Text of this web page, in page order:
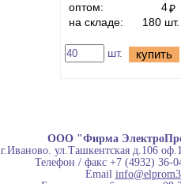
оптом:
4₽
на складе:
180 шт.
шт. купить
ООО "Фирма
г.Иваново. ул.Ташкентская д.106
Телефон / факс +7 (4932) 36-
Email